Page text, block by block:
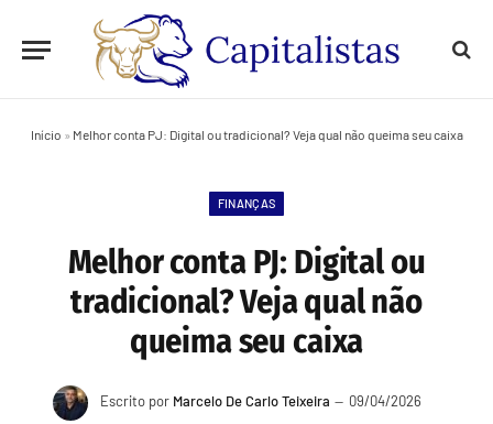
Início » Melhor conta PJ: Digital ou tradicional? Veja qual não queima seu caixa
FINANÇAS
Melhor conta PJ: Digital ou
tradicional? Veja qual não
queima seu caixa
Escrito por Marcelo De Carlo Teixeira
09/04/2026